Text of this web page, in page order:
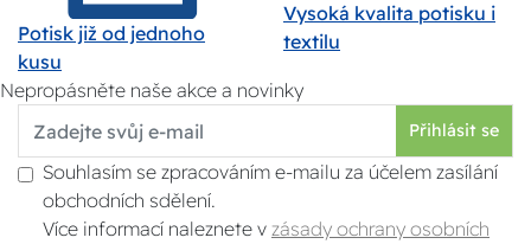
Potisk již od jednoho
kusu
Vysoká kvalita potisku i
textilu
Nepropásněte naše akce a novinky
Přihlásit se
Souhlasím se zpracováním e-mailu za účelem zasílání
obchodních sdělení.
Více informací naleznete v zásady ochrany osobních